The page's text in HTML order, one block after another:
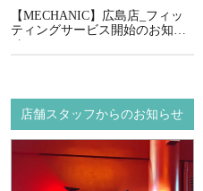
【MECHANIC】広島店_フィッ
ティングサービス開始のお知ら
せ
店舗スタッフからのお知らせ